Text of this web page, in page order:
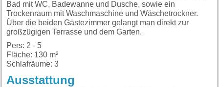
Bad mit WC, Badewanne und Dusche, sowie ein
Trockenraum mit Waschmaschine und Wäschetrockner.
Über die beiden Gästezimmer gelangt man direkt zur
großzügigen Terrasse und dem Garten.
Pers: 2 - 5
Fläche: 130 m²
Schlafräume: 3
Ausstattung